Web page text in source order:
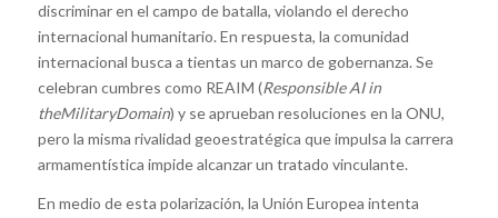
discriminar en el campo de batalla, violando el derecho
internacional humanitario. En respuesta, la comunidad
internacional busca a tientas un marco de gobernanza. Se
celebran cumbres como REAIM (Responsible AI in
theMilitaryDomain) y se aprueban resoluciones en la ONU,
pero la misma rivalidad geoestratégica que impulsa la carrera
armamentística impide alcanzar un tratado vinculante.
En medio de esta polarización, la Unión Europea intenta